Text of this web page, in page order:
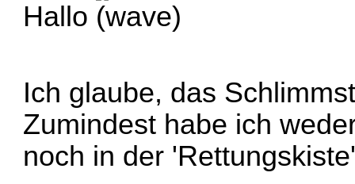
Hallo
Ich glaube, das
Zumindest habe ich
noch in der